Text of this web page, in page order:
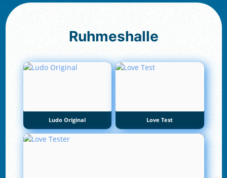
Ruhmeshalle
Ludo Original Love Test